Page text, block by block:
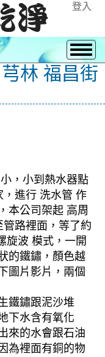
登入
林 福昌街
，小到熱水器點
進行 洗水管 作
本公司架起 高周
路裡面，等了約
旋波 模式，一開
的鐵鏽，顏色越
圖片影片，兩個
鐵鏽跟泥沙堆
下水含有氧化
來的水會跟石油
為裡面有銅的物